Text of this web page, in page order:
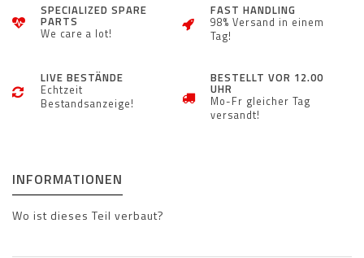
SPECIALIZED SPARE
PARTS
We care a lot!
FAST HANDLING
98% Versand in einem
Tag!
LIVE BESTÄNDE
Echtzeit
Bestandsanzeige!
BESTELLT VOR 12.00
UHR
Mo-Fr gleicher Tag
versandt!
INFORMATIONEN
Wo ist dieses Teil verbaut?